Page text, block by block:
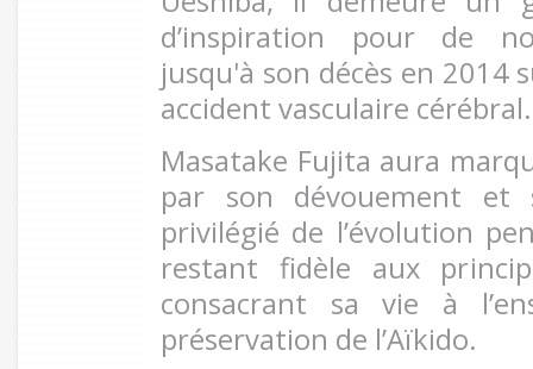
d’inspiration pour de
jusqu'à son décès en 2014
accident vasculaire cérébral.
Masatake Fujita aura
par son dévouement
privilégié de l’évolution
restant fidèle aux
consacrant sa vie à
préservation de l’Aïkido.